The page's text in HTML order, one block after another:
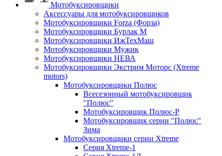
Мотобуксировщики
Аксессуары для мотобуксировщиков
Мотобуксировщики Forza (Форза)
Мотобуксировщики Бурлак М
Мотобуксировщики ИжТехМаш
Мотобуксировщики Мужик
Мотобуксировщики НЕВА
Мотобуксировщики Экстрим Моторс (Xtreme
motors)
Мотобуксировщики Полюс
Всесезонный мотобуксировщик
"Полюс"
Мотобуксировщик Полюс-Р
Мотобуксировщик серии "Полюс"
Зима
Мотобуксировщики серии Xtreme
Серия Xtreme-1